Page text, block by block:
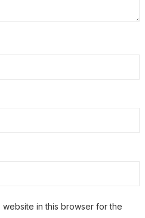
website in this browser for the